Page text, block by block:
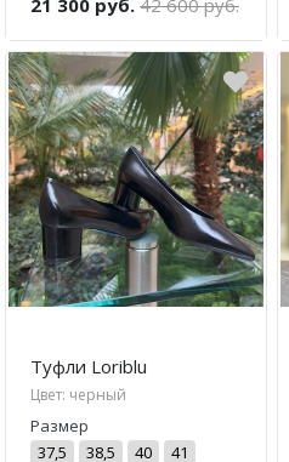
21 300 руб. 42 600 руб.
Туфли Loriblu
Цвет: черный
Размер
37,5
38,5 40
41